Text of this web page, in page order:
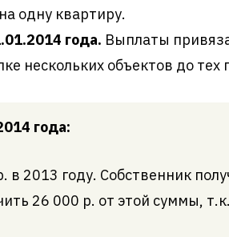
одну квартиру.
года. Выплаты
нескольких объектов до
года:
2013 году. Собственник
26 000 р. от этой суммы,